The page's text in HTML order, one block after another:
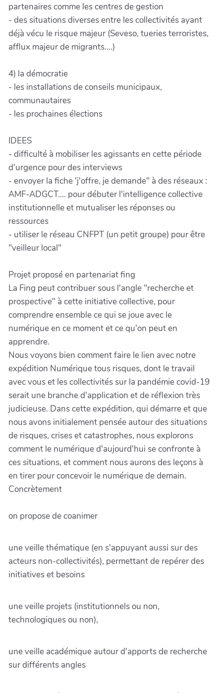
partenaires comme les centres de gestion
- des situations diverses entre les collectivités ayant
déjà vécu le risque majeur (Seveso, tueries terroristes,
afflux majeur de migrants....)
4) la démocratie
- les installations de conseils municipaux,
communautaires
- les prochaines élections
IDEES
- difficulté à mobiliser les agissants en cette période
d'urgence pour des interviews
- envoyer la fiche 'j'offre, je demande" à des réseaux :
AMF-ADGCT.... pour débuter l'intelligence collective
institutionnelle et mutualiser les réponses ou
ressources
- utiliser le réseau CNFPT (un petit groupe) pour être
"veilleur local"
Projet proposé en partenariat fing
La Fing peut contribuer sous l'angle "recherche et
prospective" à cette initiative collective, pour
comprendre ensemble ce qui se joue avec le
numérique en ce moment et ce qu'on peut en
apprendre.
Nous voyons bien comment faire le lien avec notre
expédition Numérique tous risques, dont le travail
avec vous et les collectivités sur la pandémie covid-19
serait une branche d'application et de réflexion très
judicieuse. Dans cette expédition, qui démarre et que
nous avons initialement pensée autour des situations
de risques, crises et catastrophes, nous explorons
comment le numérique d'aujourd'hui se confronte à
ces situations, et comment nous aurons des leçons à
en tirer pour concevoir le numérique de demain.
Concrètement
on propose de coanimer
une veille thématique (en s'appuyant aussi sur des
acteurs non-collectivités), permettant de repérer des
initiatives et besoins
une veille projets (institutionnels ou non,
technologiques ou non),
une veille académique autour d'apports de recherche
sur différents angles